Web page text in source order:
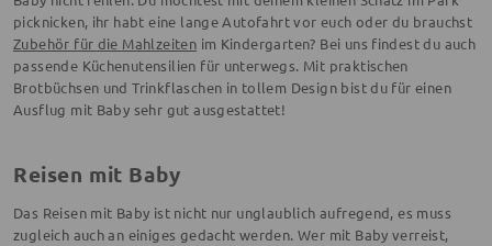
picknicken, ihr habt eine lange Autofahrt vor euch oder du brauchst
Zubehör für die Mahlzeiten im Kindergarten? Bei uns findest du auch
passende Küchenutensilien für unterwegs. Mit praktischen
Brotbüchsen und Trinkflaschen in tollem Design bist du für einen
Ausflug mit Baby sehr gut ausgestattet!
Reisen mit Baby
Das Reisen mit Baby ist nicht nur unglaublich aufregend, es muss
zugleich auch an einiges gedacht werden. Wer mit Baby verreist,